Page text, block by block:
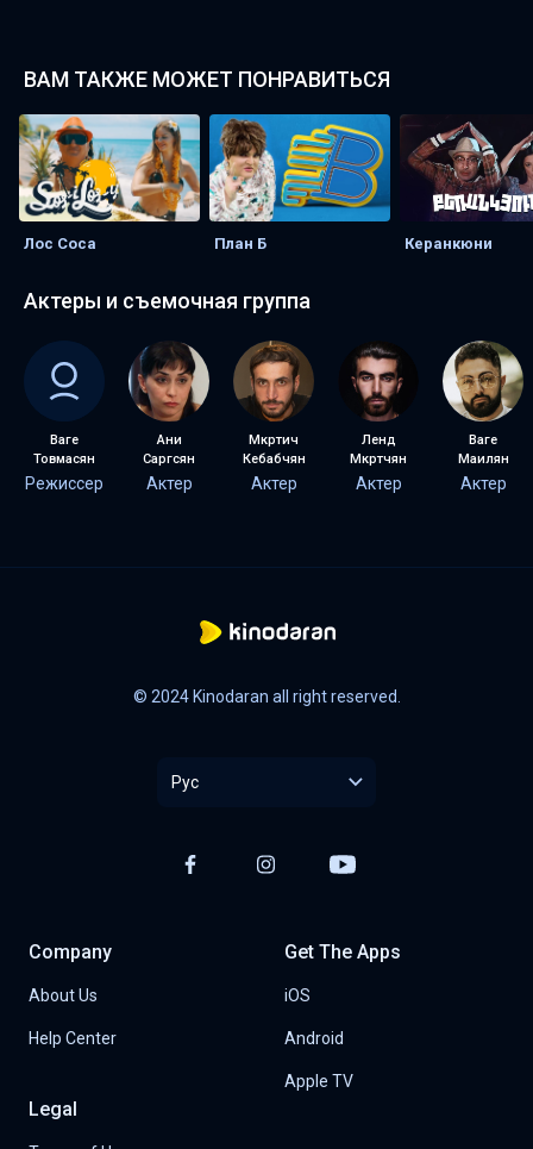
ВАМ ТАКЖЕ МОЖЕТ ПОНРАВИТЬСЯ
Лос Соса План Б Керанкюни
Актеры и съемочная группа
Ваге
Товмасян
Режиссер
Ани
Саргсян
Актер
Мкртич
Кебабчян
Актер
Ленд
Мкртчян
Актер
Ваге
Маилян
Актер
© 2024 Kinodaran all right reserved.
Рус
Company
About Us
Help Center
Get The Apps
iOS
Android
Apple TV
Legal